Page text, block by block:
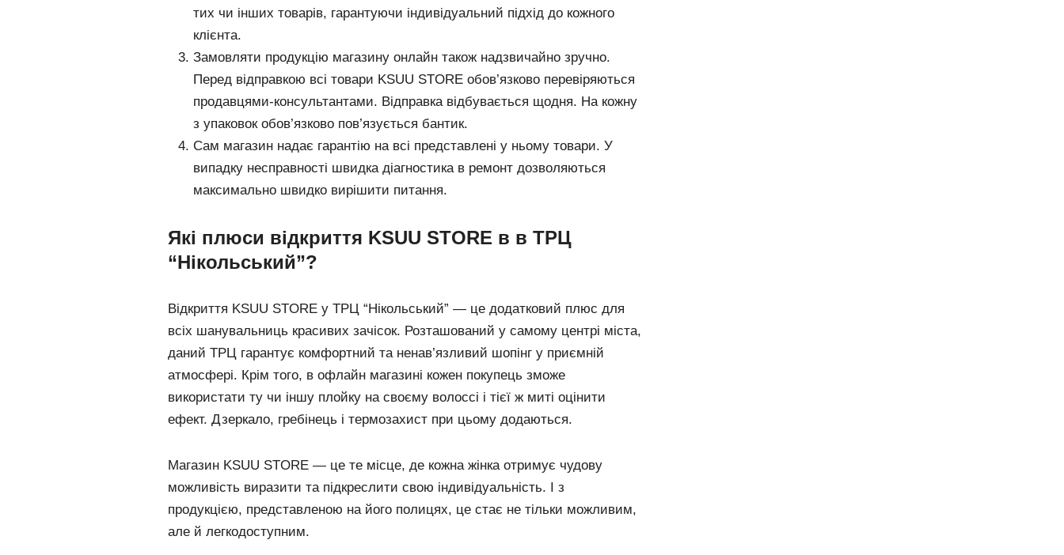
тих чи інших товарів, гарантуючи індивідуальний підхід до кожного
клієнта.
Замовляти продукцію магазину онлайн також надзвичайно зручно.
Перед відправкою всі товари KSUU STORE обов’язково перевіряються
продавцями-консультантами. Відправка відбувається щодня. На кожну
з упаковок обов’язково пов’язується бантик.
Сам магазин надає гарантію на всі представлені у ньому товари. У
випадку несправності швидка діагностика в ремонт дозволяються
максимально швидко вирішити питання.
Які плюси відкриття KSUU STORE в в ТРЦ
“Нікольський”?
Відкриття KSUU STORE у ТРЦ “Нікольський” — це додатковий плюс для
всіх шанувальниць красивих зачісок. Розташований у самому центрі міста,
даний ТРЦ гарантує комфортний та ненав’язливий шопінг у приємній
атмосфері. Крім того, в офлайн магазині кожен покупець зможе
використати ту чи іншу плойку на своєму волоссі і тієї ж миті оцінити
ефект. Дзеркало, гребінець і термозахист при цьому додаються.
Магазин KSUU STORE — це те місце, де кожна жінка отримує чудову
можливість виразити та підкреслити свою індивідуальність. І з
продукцією, представленою на його полицях, це стає не тільки можливим,
але й легкодоступним.